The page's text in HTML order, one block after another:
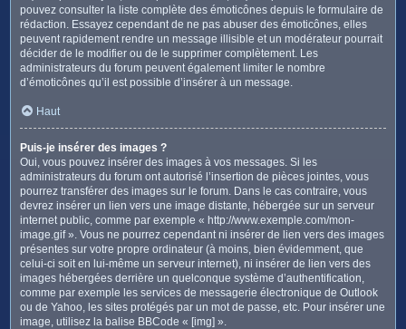
pouvez consulter la liste complète des émoticônes depuis le formulaire de
rédaction. Essayez cependant de ne pas abuser des émoticônes, elles
peuvent rapidement rendre un message illisible et un modérateur pourrait
décider de le modifier ou de le supprimer complètement. Les
administrateurs du forum peuvent également limiter le nombre
d’émoticônes qu’il est possible d’insérer à un message.
Haut
Puis-je insérer des images ?
Oui, vous pouvez insérer des images à vos messages. Si les
administrateurs du forum ont autorisé l’insertion de pièces jointes, vous
pourrez transférer des images sur le forum. Dans le cas contraire, vous
devrez insérer un lien vers une image distante, hébergée sur un serveur
internet public, comme par exemple « http://www.exemple.com/mon-
image.gif ». Vous ne pourrez cependant ni insérer de lien vers des images
présentes sur votre propre ordinateur (à moins, bien évidemment, que
celui-ci soit en lui-même un serveur internet), ni insérer de lien vers des
images hébergées derrière un quelconque système d’authentification,
comme par exemple les services de messagerie électronique de Outlook
ou de Yahoo, les sites protégés par un mot de passe, etc. Pour insérer une
image, utilisez la balise BBCode « [img] ».